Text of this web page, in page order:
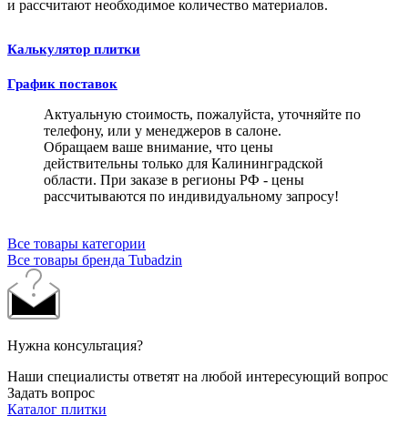
и рассчитают необходимое количество материалов.
Калькулятор плитки
График поставок
Актуальную стоимость, пожалуйста, уточняйте по
телефону, или у менеджеров в салоне.
Обращаем ваше внимание, что цены
действительны только для Калининградской
области. При заказе в регионы РФ - цены
рассчитываются по индивидуальному запросу!
Все товары категории
Все товары бренда Tubadzin
Нужна консультация?
Наши специалисты ответят на любой интересующий вопрос
Задать вопрос
Каталог плитки